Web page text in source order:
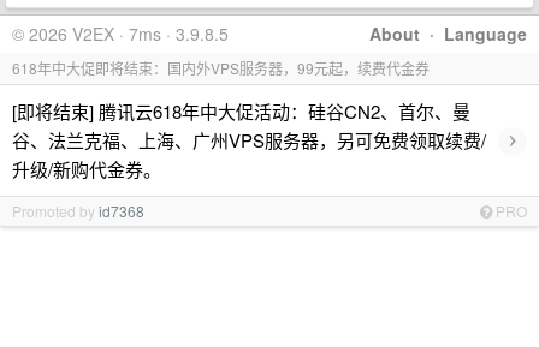
About · Language
© 2026 V2EX · 7ms · 3.9.8.5
618年中大促即将结束：国内外VPS服务器，99元起，续费代金券
[即将结束] 腾讯云618年中大促活动：硅谷CN2、首尔、曼
谷、法兰克福、上海、广州VPS服务器，另可免费领取续费/
升级/新购代金券。
›
Promoted byid7368 PRO